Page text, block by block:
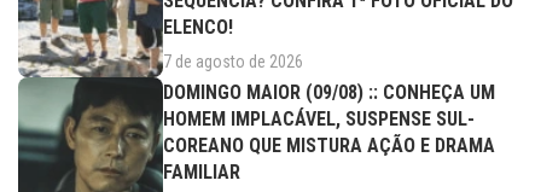
ELENCO!
7 de agosto de 2026
DOMINGO MAIOR (09/08) :: CONHEÇA UM
HOMEM IMPLACÁVEL, SUSPENSE SUL-
COREANO QUE MISTURA AÇÃO E DRAMA
FAMILIAR